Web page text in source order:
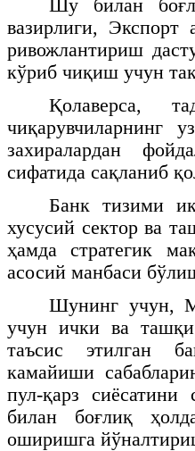
Шу билан
вазирлиги, Экспорт
ривожлантириш
кўриб чиқиш учун
Қолаверса,
чиқарувчиларнинг
захиралардан
сифатида сақланиб
Банк тизими
хусусий сектор ва
ҳамда стратегик
асосий манбаси
Шунинг учун,
учун ички ва
таъсис этилган
камайиши
пул-қарз
билан боғлиқ
оширишга